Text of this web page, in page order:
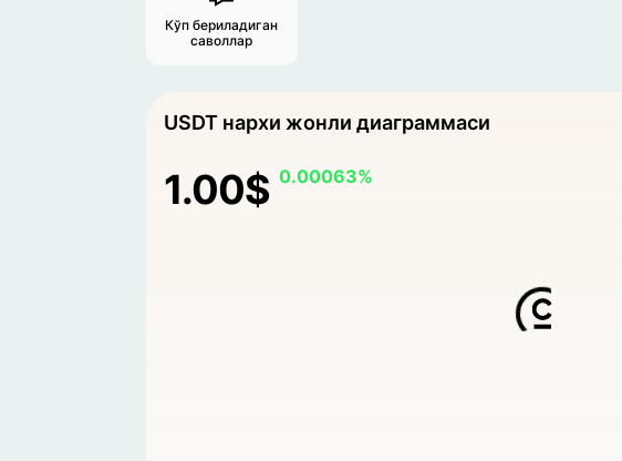
Кўп бериладиган
саволлар
USDT нархи жонли диаграммаси
1.00$ 0.00063%